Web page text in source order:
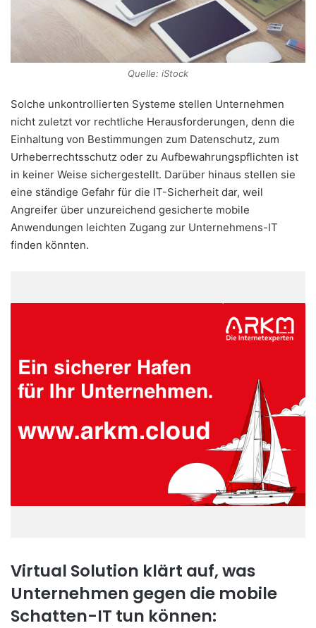
Quelle: iStock
Solche unkontrollierten Systeme stellen Unternehmen
nicht zuletzt vor rechtliche Herausforderungen, denn die
Einhaltung von Be­stimmungen zum Datenschutz, zum
Urheberrechtsschutz oder zu Aufbewahrungspflichten ist
in keiner Weise sichergestellt. Darüber hinaus stellen sie
eine ständige Gefahr für die IT-Sicherheit dar, weil
Angreifer über unzureichend gesicherte mobile
Anwendungen leichten Zugang zur Unternehmens-IT
finden könnten.
Virtual Solution klärt auf, was
Unternehmen gegen die mobile
Schatten-IT tun können: